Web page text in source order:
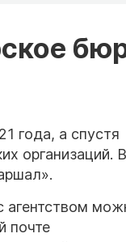
года, а спустя
организаций. В
агентством
почте